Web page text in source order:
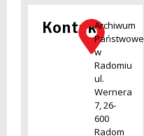
KontaktArchiwum
Państwowe
w
Radomiu
ul.
Wernera
7, 26-
600
Radom